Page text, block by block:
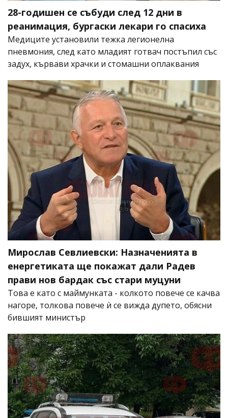
28-годишен се събуди след 12 дни в
реанимация, бургаски лекари го спасиха
Медиците установили тежка легионелна
пневмония, след като младият готвач постъпил със
задух, кървави храчки и стомашни оплаквания
Мирослав Севлиевски: Назначенията в
енергетиката ще покажат дали Радев
прави нов бардак със стари муцуни
Това е като с маймунката - колкото повече се качва
нагоре, толкова повече ѝ се вижда дупето, обясни
бившият министър